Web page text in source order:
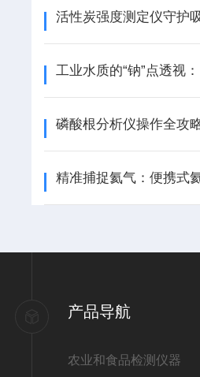
产品导航
农业和食品检测仪器